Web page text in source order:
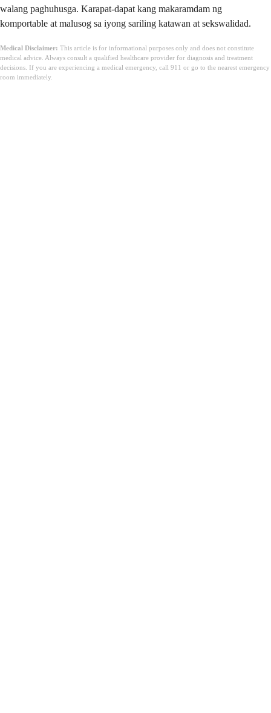
walang paghuhusga. Karapat-dapat kang makaramdam ng
komportable at malusog sa iyong sariling katawan at sekswalidad.
Medical Disclaimer: This article is for informational purposes only and does not constitute
medical advice. Always consult a qualified healthcare provider for diagnosis and treatment
decisions. If you are experiencing a medical emergency, call 911 or go to the nearest emergency
room immediately.